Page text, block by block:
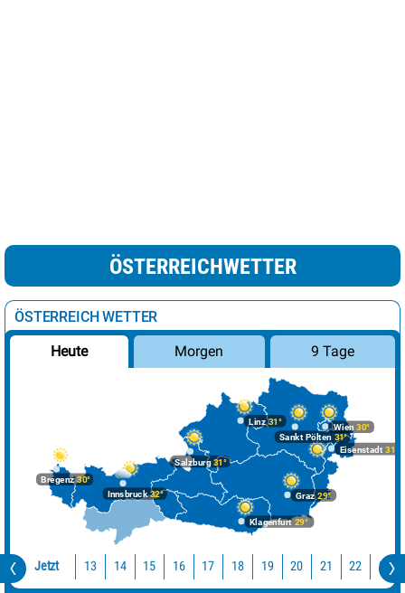
ÖSTERREICHWETTER
ÖSTERREICH WETTER
Heute Morgen 9 Tage
Bregenz30°
Graz29°
Innsbruck32°
Klagenfurt 29°
Linz31°
Salzburg31°
Wien 30°
Eisenstadt 31°
Sankt Pölten 31°
Jetzt 13 14 15 16 17 18 19 20 21 22 23